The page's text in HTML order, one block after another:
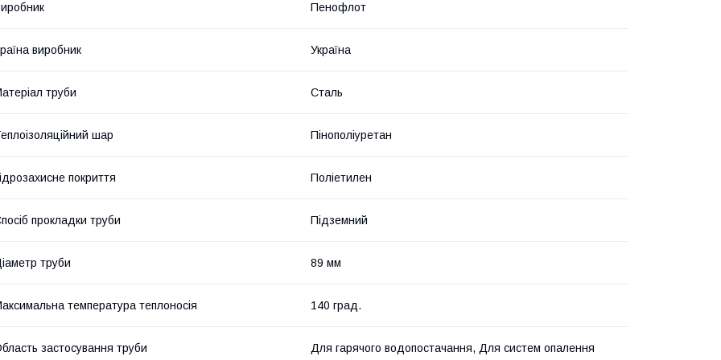
Пенофлот
виробник Україна
труби Сталь
шар Пінополіуретан
покриття Поліетилен
прокладки труби Підземний
труби 89 мм
температура теплоносія 140 град.
застосування труби Для гарячого водопостачання, Для систем опалення